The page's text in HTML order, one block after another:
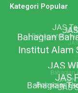
Kategori Popular